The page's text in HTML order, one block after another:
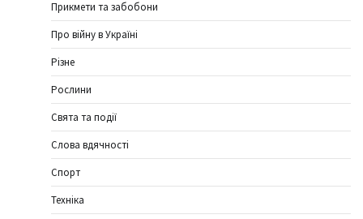
Прикмети та забобони
Про війну в Україні
Різне
Рослини
Свята та події
Слова вдячності
Спорт
Техніка